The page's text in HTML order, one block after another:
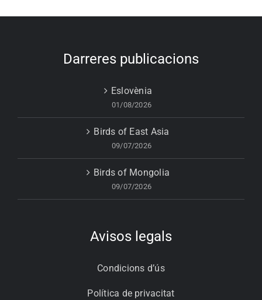
Darreres publicacions
Eslovènia
01/08/2026
Birds of East Asia
09/07/2026
Birds of Mongolia
09/07/2026
Avisos legals
Condicions d’ús
Política de privacitat